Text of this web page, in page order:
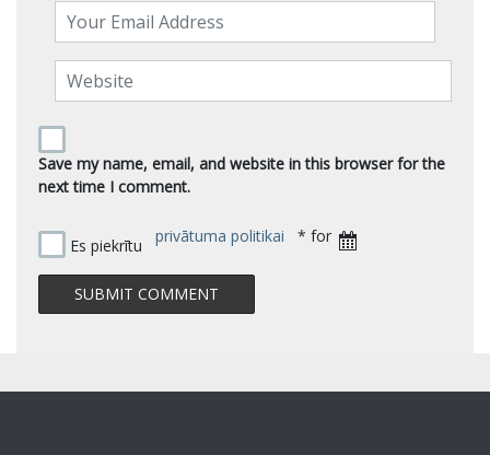
Save my name, email, and website in this browser for the
next time I comment.
Es piekrītu privātuma politikai * for